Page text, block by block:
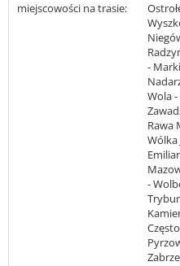
miejscowości na trasie:
-
Wola
Rawa
Wólka
-